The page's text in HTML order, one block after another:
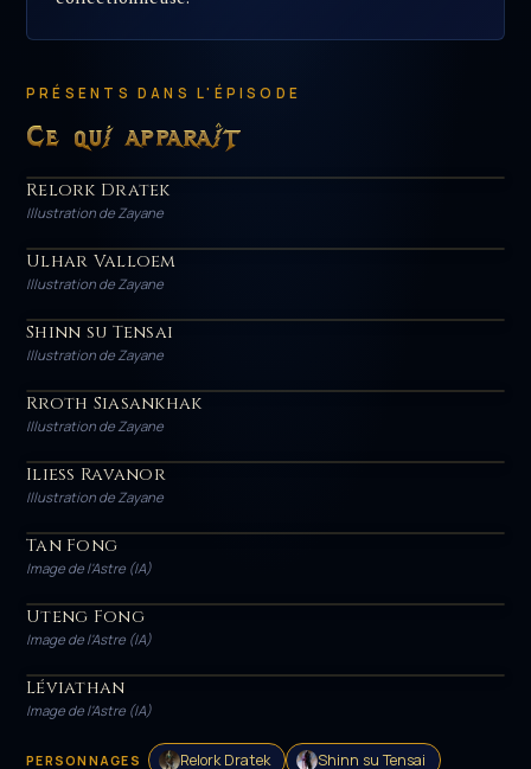
PRÉSENTS DANS L'ÉPISODE
Ce qui apparaît
HÉROS
Relork Dratek
Illustration de Zayane
HÉROS
Ulhar Valloem
Illustration de Zayane
HÉROS
Shinn su Tensai
Illustration de Zayane
HÉROS
Rroth Siasankhak
Illustration de Zayane
HÉROS
Iliess Ravanor
Illustration de Zayane
PERSONNAGE
Tan Fong
Image de l'Astre (IA)
PERSONNAGE
Uteng Fong
Image de l'Astre (IA)
LIEU
Léviathan
Image de l'Astre (IA)
PERSONNAGES Relork Dratek
Shinn su Tensai